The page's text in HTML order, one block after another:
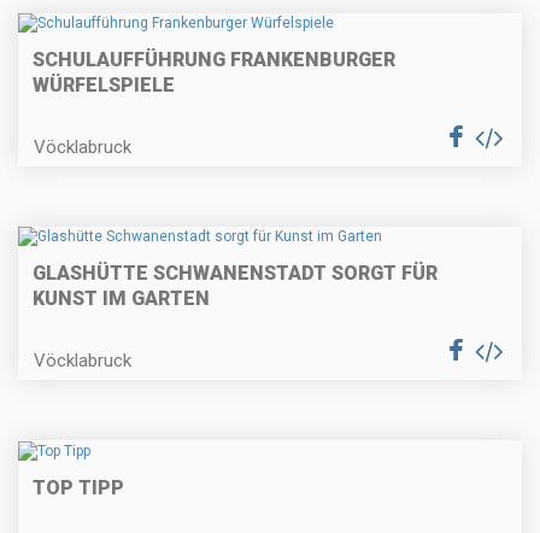
SCHULAUFFÜHRUNG FRANKENBURGER
WÜRFELSPIELE
Vöcklabruck
GLASHÜTTE SCHWANENSTADT SORGT FÜR
KUNST IM GARTEN
Vöcklabruck
TOP TIPP